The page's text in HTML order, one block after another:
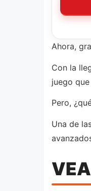
Ahora,
Con la
juego
Pero,
Una de